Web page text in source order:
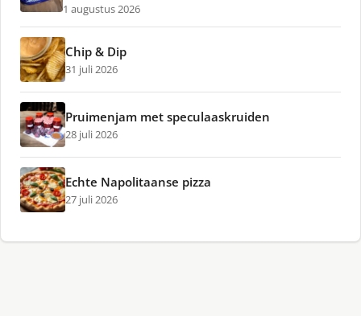
1 augustus 2026
Chip & Dip
31 juli 2026
Pruimenjam met speculaaskruiden
28 juli 2026
Echte Napolitaanse pizza
27 juli 2026